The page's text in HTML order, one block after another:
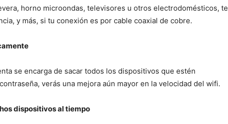
horno microondas, televisores u otros electrodomésticos, te
y más, si tu conexión es por cable coaxial de cobre.
se encarga de sacar todos los dispositivos que estén
verás una mejora aún mayor en la velocidad del wifi.
dispositivos al tiempo